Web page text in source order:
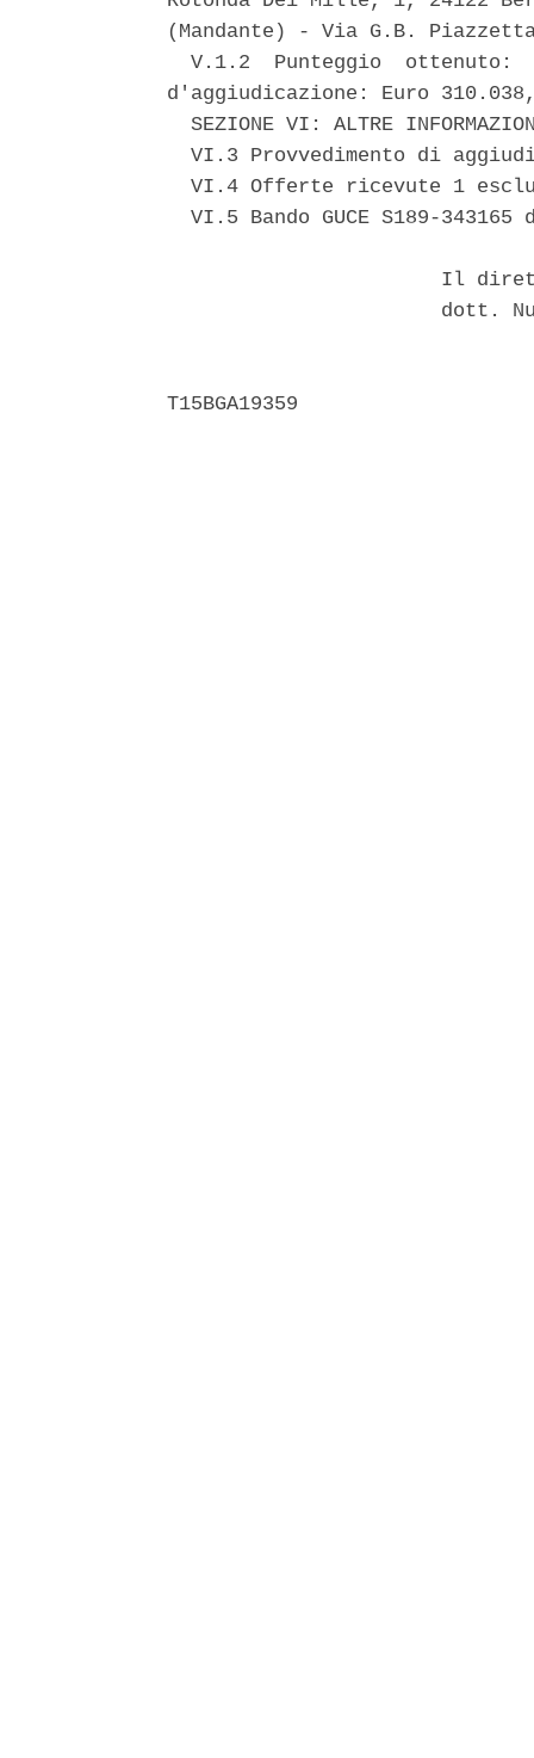
(Mandante) - Via G.B.
V.1.2  Punteggio  ottenuto:
d'aggiudicazione: Euro
SEZIONE VI: ALTRE
VI.3 Provvedimento di
VI.4 Offerte ricevute 1
VI.5 Bando GUCE S189-343165
Il
dott.